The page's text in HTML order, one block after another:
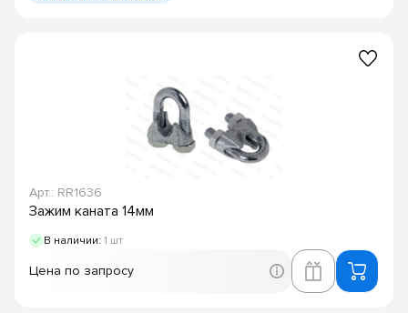
Арт.: RR1636
Зажим каната 14мм
В наличии: 1 шт
Цена по запросу